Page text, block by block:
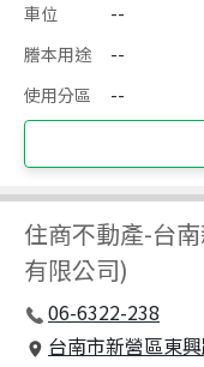
車位
--
謄本用途
--
使用分區
--
住商不動產-台
有限公司)
06-6322-238
台南市新營區東